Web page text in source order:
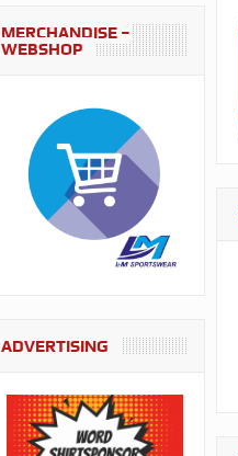
MERCHANDISE –
WEBSHOP
ADVERTISING